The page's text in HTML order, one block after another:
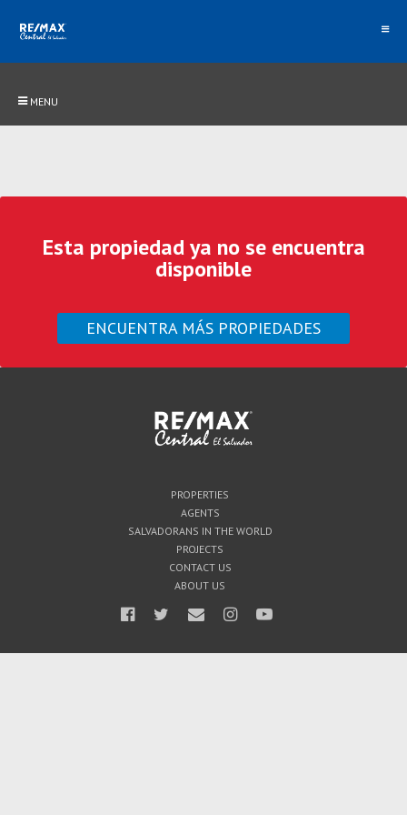
Esta propiedad ya no se encuentra
disponible
ENCUENTRA MÁS PROPIEDADES
MENU
PROPERTIES
AGENTS
SALVADORANS IN THE WORLD
PROJECTS
CONTACT US
ABOUT US